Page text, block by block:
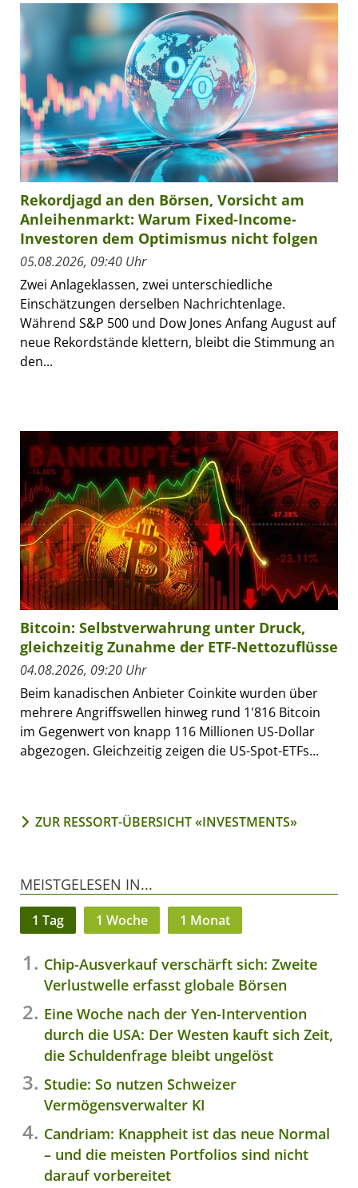
Rekordjagd an den Börsen, Vorsicht am
Anleihenmarkt: Warum Fixed-Income-
Investoren dem Optimismus nicht folgen
05.08.2026, 09:40 Uhr
Zwei Anlageklassen, zwei unterschiedliche
Einschätzungen derselben Nachrichtenlage.
Während S&P 500 und Dow Jones Anfang August auf
neue Rekordstände klettern, bleibt die Stimmung an
den...
Bitcoin: Selbstverwahrung unter Druck,
gleichzeitig Zunahme der ETF-Nettozuflüsse
04.08.2026, 09:20 Uhr
Beim kanadischen Anbieter Coinkite wurden über
mehrere Angriffswellen hinweg rund 1'816 Bitcoin
im Gegenwert von knapp 116 Millionen US-Dollar
abgezogen. Gleichzeitig zeigen die US-Spot-ETFs...
ZUR RESSORT-ÜBERSICHT «INVESTMENTS»
MEISTGELESEN IN...
1 Tag 1 Woche 1 Monat
Chip-Ausverkauf verschärft sich: Zweite
Verlustwelle erfasst globale Börsen
Eine Woche nach der Yen-Intervention
durch die USA: Der Westen kauft sich Zeit,
die Schuldenfrage bleibt ungelöst
Studie: So nutzen Schweizer
Vermögensverwalter KI
Candriam: Knappheit ist das neue Normal
– und die meisten Portfolios sind nicht
darauf vorbereitet